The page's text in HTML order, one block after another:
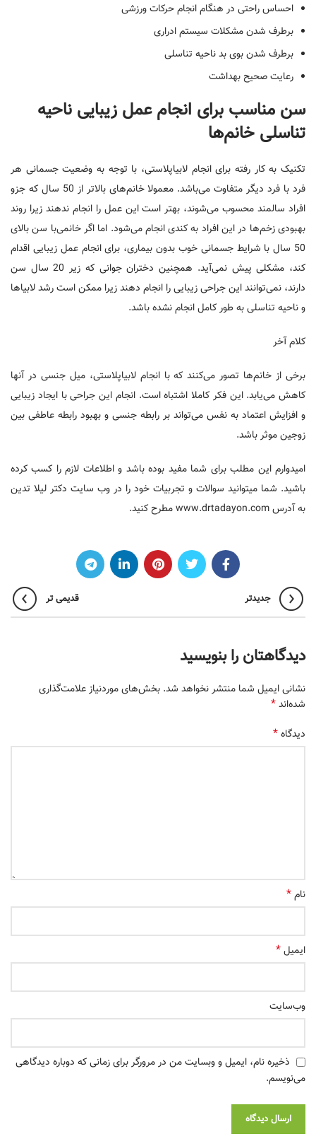
احساس راحتی در هنگام انجام حرکات ورزشی
برطرف شدن مشکلات سیستم ادراری
برطرف شدن بوی بد ناحیه تناسلی
رعایت صحیح بهداشت
سن مناسب برای انجام عمل زیبایی ناحیه
تناسلی خانم‌ها
تکنیک به کار رفته برای انجام لابیاپلاستی، با توجه به وضعیت جسمانی هر
فرد با فرد دیگر متفاوت می‌باشد. معمولا خانم‌های بالاتر از 50 سال که جزو
افراد سالمند محسوب می‌شوند، بهتر است این عمل را انجام ندهند زیرا روند
بهبودی زخم‌ها در این افراد به کندی انجام می‌شود. اما اگر خانمی‌با سن بالای
50 سال با شرایط جسمانی خوب بدون بیماری، برای انجام عمل زیبایی اقدام
کند، مشکلی پیش نمی‌آید. همچنین دختران جوانی که زیر 20 سال سن
دارند، نمی‌توانند این جراحی زیبایی را انجام دهند زیرا ممکن است رشد لابیاها
و ناحیه تناسلی به طور کامل انجام نشده باشد.
کلام آخر
برخی از خانم‌ها تصور می‌کنند که با انجام لابیاپلاستی، میل جنسی در آنها
کاهش می‌یابد. این فکر کاملا اشتباه است. انجام این جراحی با ایجاد زیبایی
و افزایش اعتماد به نفس می‌تواند بر رابطه جنسی و بهبود رابطه عاطفی بین
زوجین موثر باشد.
امیدوارم این مطلب برای شما مفید بوده باشد و اطلاعات لازم را کسب کرده
باشید. شما میتوانید سوالات و تجربیات خود را در وب سایت دکتر لیلا تدین
به آدرس www.drtadayon.com مطرح کنید.
جدیدتر قدیمی تر
دیدگاهتان را بنویسید
نشانی ایمیل شما منتشر نخواهد شد. بخش‌های موردنیاز علامت‌گذاری
شده‌اند*
دیدگاه*
نام*
ایمیل*
وب‌سایت
ذخیره نام، ایمیل و وبسایت من در مرورگر برای زمانی که دوباره دیدگاهی
می‌نویسم.